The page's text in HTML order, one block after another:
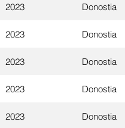
2023 Donostia
2023 Donostia
2023 Donostia
2023 Donostia
2023 Donostia